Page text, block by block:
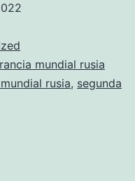
mundial rusia
rusia, segunda